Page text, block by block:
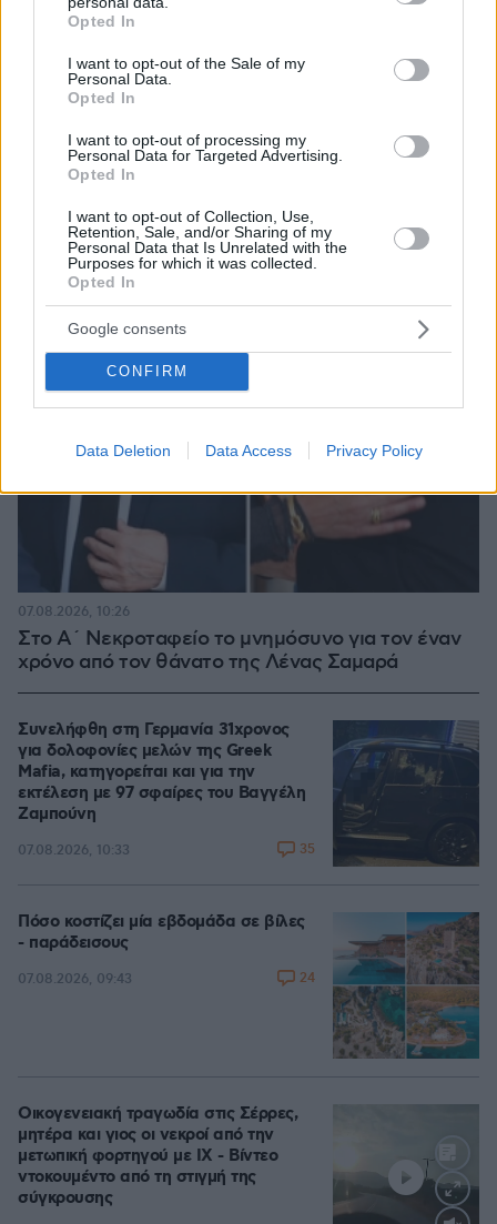
grant or deny consent to Google and its third-party tags to
use your data for below specified purposes in below Google
consent section.
Opted In
I want to opt-out of the Sale of my
Personal Data.
Opted In
I want to opt-out of processing my
Personal Data for Targeted Advertising.
Opted In
I want to opt-out of Collection, Use,
Retention, Sale, and/or Sharing of my
Personal Data that Is Unrelated with the
Purposes for which it was collected.
Opted In
Google consents
CONFIRM
Data Deletion Data Access Privacy Policy
υιοθέτησαν τον Αφγανό στη Λέσβο - Η αρχική
στην απολογία
Στο Α΄ Νεκροταφείο το μνημόσυνο για τον έναν
χρόνο από τον θάνατο της Λένας Σαμαρά
07.08.2026, 10:26
Συνελήφθη στη Γερμανία 31χρονος
για δολοφονίες μελών της Greek
Mafia, κατηγορείται και για την
εκτέλεση με 97 σφαίρες του Βαγγέλη
Ζαμπούνη
07.08.2026, 10:33 35
Πόσο κοστίζει μία εβδομάδα σε βίλες
- παράδεισους
07.08.2026, 09:43 24
Οικογενειακή τραγωδία στις Σέρρες,
μητέρα και γιος οι νεκροί από την
μετωπική φορτηγού με ΙΧ - Βίντεο
ντοκουμέντο από τη στιγμή της
σύγκρουσης